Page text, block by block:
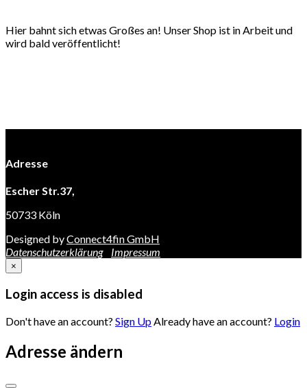
Hier bahnt sich etwas Großes an! Unser Shop ist in Arbeit und
wird bald veröffentlicht!
Adresse
Escher Str.37,
50733 Köln
Designed byConnect4fin GmbH
Datenschutzerklärung
Impressum
×
Login access is disabled
Don't have an account? Sign UpAlready have an account? Login
Adresse ändern